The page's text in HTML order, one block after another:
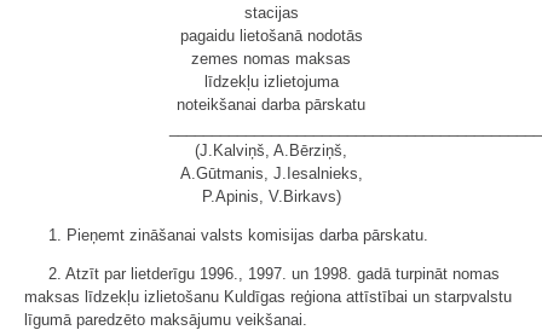
stacijas
pagaidu lietošanā nodotās
zemes nomas maksas
līdzekļu izlietojuma
noteikšanai darba pārskatu
(J.Kalviņš, A.Bērziņš,
A.Gūtmanis, J.Iesalnieks,
P.Apinis, V.Birkavs)
1. Pieņemt zināšanai valsts komisijas darba pārskatu.
2. Atzīt par lietderīgu 1996., 1997. un 1998. gadā turpināt nomas
maksas līdzekļu izlietošanu Kuldīgas reģiona attīstībai un starpvalstu
līgumā paredzēto maksājumu veikšanai.